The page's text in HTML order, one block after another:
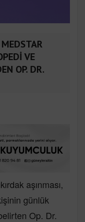
VE
OP. DR.
aşınması,
günlük
Op. Dr.